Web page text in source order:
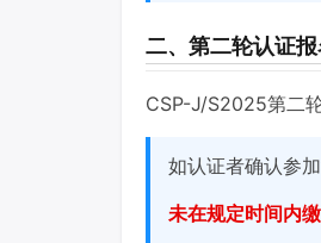
二、第二轮认证
CSP-J/S2025第二
如认证者确认参
未在规定时间内